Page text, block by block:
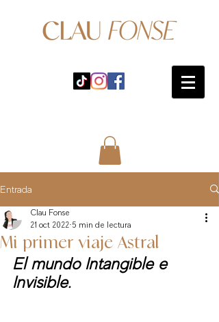
Entrada
Mi primer viaje Astral
Clau Fonse
21 oct 2022 5 min de lectura
El mundo Intangible e
Invisible.